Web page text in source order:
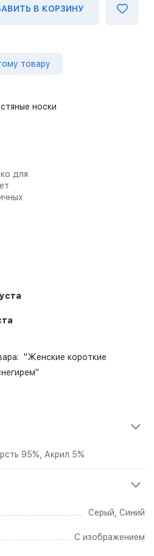
В КОРЗИНУ
товару
носки
для
"Женские короткие
95%, Акрил 5%
Серый Синий
С изображением